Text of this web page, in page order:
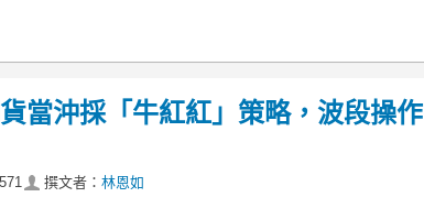
當沖採「牛紅紅」策略，波段操作
撰文者： 林恩如